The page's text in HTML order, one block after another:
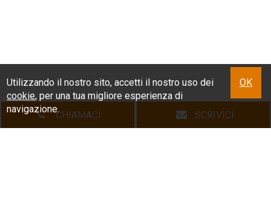
CHIAMACI SCRIVICI
Utilizzando il nostro sito, accetti il nostro uso dei
cookie, per una tua migliore esperienza di
navigazione.
OK